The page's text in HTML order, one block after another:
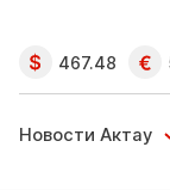
467.48
Новости Актау